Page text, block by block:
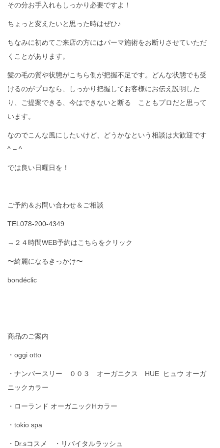
その分お手入れもしっかり必要ですよ！
ちょっと変えたいと思った時はぜひ♪
ちなみに初めてご来店の方にはパーマ施術をお断りさせていただ
くことがあります。
髪の毛の質や状態がこちら側が把握不足です。どんな状態でも受
けるのがプロなら、しっかり把握してお客様にお伝え説明した
り、ご提案できる、今はできないと断る こともプロだと思って
います。
なのでこんな風にしたいけど、どうかなという相談は大歓迎です
^ – ^
では良い日曜日を！
ご予約＆お問い合わせ＆ご相談
TEL078-200-4349
→２４時間WEB予約はこちらをクリック
〜綺麗になるきっかけ〜
bondéclic
商品のご案内
・oggi otto
・ナンバースリー ００３ オーガニクス HUE ヒュウ オーガ
ニックカラー
・ローランド オーガニックHカラー
・tokio spa
・Dr.sコスメ ・リバイタルラッシュ